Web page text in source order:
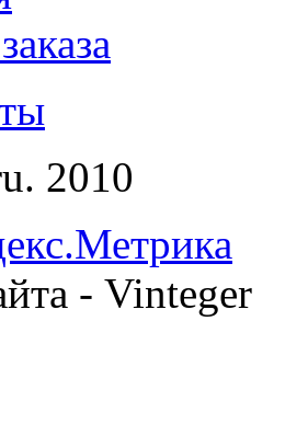
2010
- Vinteger